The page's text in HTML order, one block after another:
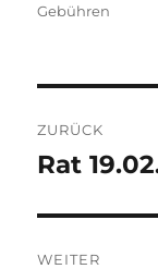
Gebühren
ZURÜCK
Vorheriger
Rat
WEITER